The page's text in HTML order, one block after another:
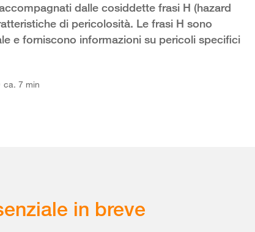
dalle cosiddette frasi H (hazard
di pericolosità. Le frasi H sono
e forniscono informazioni su pericoli specifici
ca. 7 min
in breve